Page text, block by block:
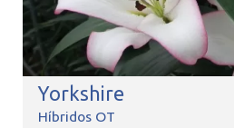
Yorkshire
Híbridos OT